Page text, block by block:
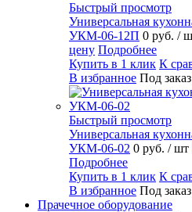
Быстрый просмотр
Универсальная
УКМ-06-12П 0 руб. /
цену Подробнее
Купить в 1 клик К
В избранное Под заказ
Быстрый просмотр
Универсальная
УКМ-06-02 0 руб. / шт
Подробнее
Купить в 1 клик К
В избранное Под заказ
Прачечное оборудование